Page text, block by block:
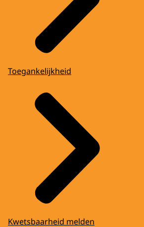
Toegankelijkheid
Kwetsbaarheid melden